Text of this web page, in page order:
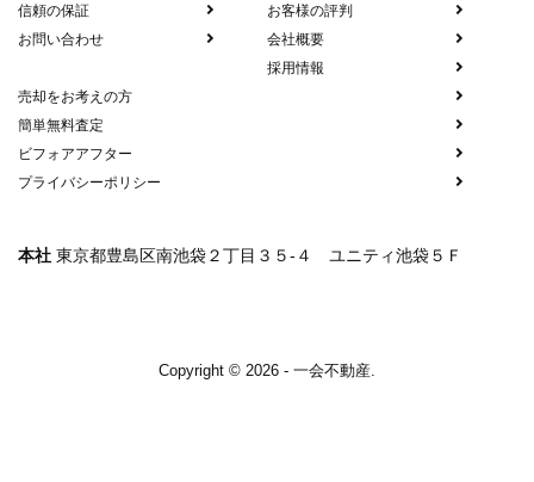
信頼の保証
お問い合わせ
お客様の評判
会社概要
採用情報
売却をお考えの方
簡単無料査定
ビフォアアフター
プライバシーポリシー
本社 東京都豊島区南池袋２丁目３５-４ ユニティ池袋５Ｆ
Copyright © 2026 - 一会不動産.